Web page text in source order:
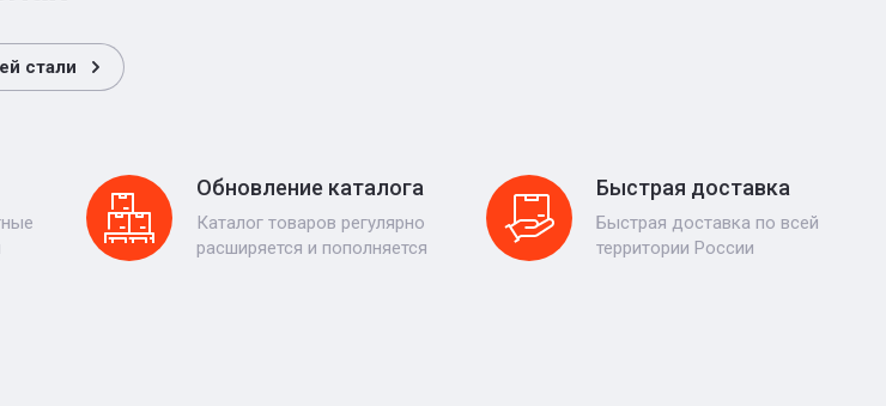
стали
Обновление каталога
Каталог товаров регулярно
расширяется и пополняется
Быстрая доставка
Быстрая доставка по всей
территории России